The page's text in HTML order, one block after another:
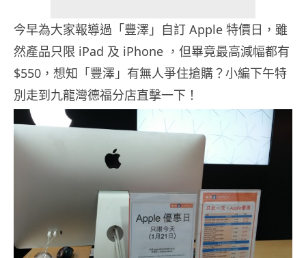
今早為大家報導過「豐澤」自訂 Apple 特價日，雖
然產品只限 iPad 及 iPhone ，但畢竟最高減幅都有
$550，想知「豐澤」有無人爭住搶購？小編下午特
別走到九龍灣德福分店直擊一下！